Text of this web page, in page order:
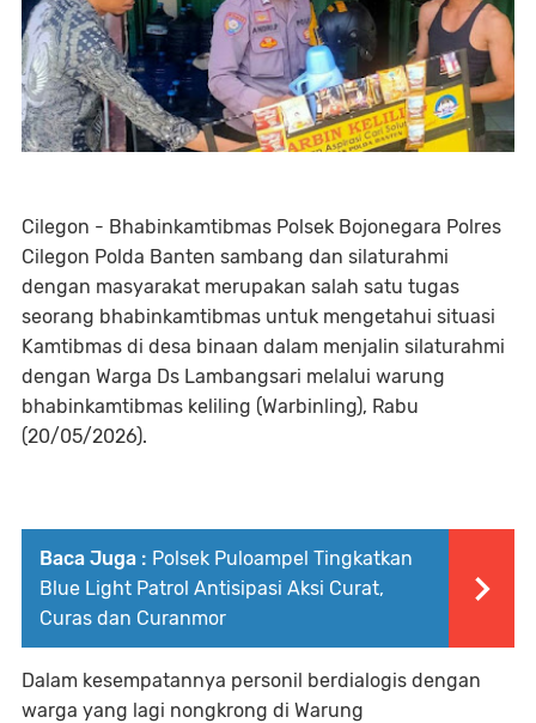
Cilegon - Bhabinkamtibmas Polsek Bojonegara Polres
Cilegon Polda Banten sambang dan silaturahmi
dengan masyarakat merupakan salah satu tugas
seorang bhabinkamtibmas untuk mengetahui situasi
Kamtibmas di desa binaan dalam menjalin silaturahmi
dengan Warga Ds Lambangsari melalui warung
bhabinkamtibmas keliling (Warbinling), Rabu
(20/05/2026).
Baca Juga : Polsek Puloampel Tingkatkan
Blue Light Patrol Antisipasi Aksi Curat,
Curas dan Curanmor
Dalam kesempatannya personil berdialogis dengan
warga yang lagi nongkrong di Warung